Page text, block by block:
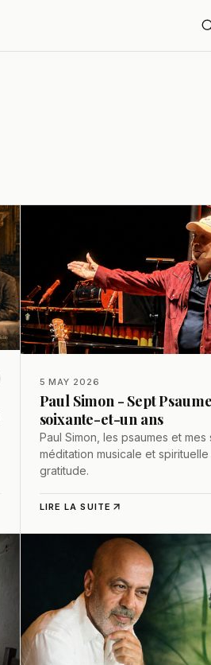
5 MAY 2026
Paul Simon - Sept
soixante-et-un ans
Paul Simon, les psaumes et
méditation musicale et
gratitude.
LIRE LA SUITE